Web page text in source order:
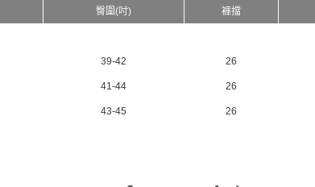
臀圍(吋) 褲擋
39-42 26
41-44 26
43-45 26